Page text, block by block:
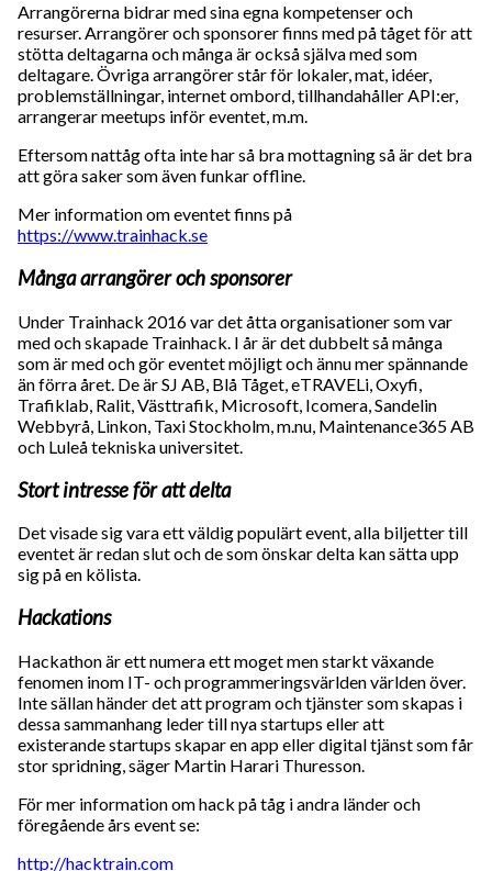
Arrangörerna bidrar med sina egna kompetenser och
resurser. Arrangörer och sponsorer finns med på tåget för att
stötta deltagarna och många är också själva med som
deltagare. Övriga arrangörer står för lokaler, mat, idéer,
problemställningar, internet ombord, tillhandahåller API:er,
arrangerar meetups inför eventet, m.m.
Eftersom nattåg ofta inte har så bra mottagning så är det bra
att göra saker som även funkar offline.
Mer information om eventet finns på
https://www.trainhack.se
Många arrangörer och sponsorer
Under Trainhack 2016 var det åtta organisationer som var
med och skapade Trainhack. I år är det dubbelt så många
som är med och gör eventet möjligt och ännu mer spännande
än förra året. De är SJ AB, Blå Tåget, eTRAVELi, Oxyfi,
Trafiklab, Ralit, Västtrafik, Microsoft, Icomera, Sandelin
Webbyrå, Linkon, Taxi Stockholm, m.nu, Maintenance365 AB
och Luleå tekniska universitet.
Stort intresse för att delta
Det visade sig vara ett väldig populärt event, alla biljetter till
eventet är redan slut och de som önskar delta kan sätta upp
sig på en kölista.
Hackations
Hackathon är ett numera ett moget men starkt växande
fenomen inom IT- och programmeringsvärlden världen över.
Inte sällan händer det att program och tjänster som skapas i
dessa sammanhang leder till nya startups eller att
existerande startups skapar en app eller digital tjänst som får
stor spridning, säger Martin Harari Thuresson.
För mer information om hack på tåg i andra länder och
föregående års event se:
http://hacktrain.com